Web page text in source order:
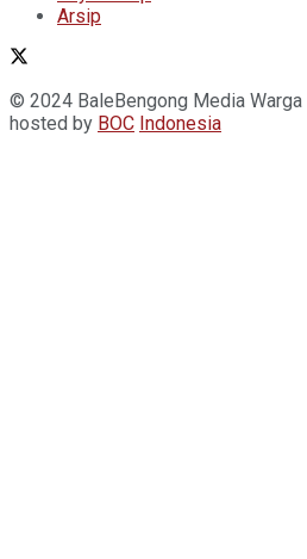
Arsip
© 2024 BaleBengong Media Warga
hosted by BOC Indonesia